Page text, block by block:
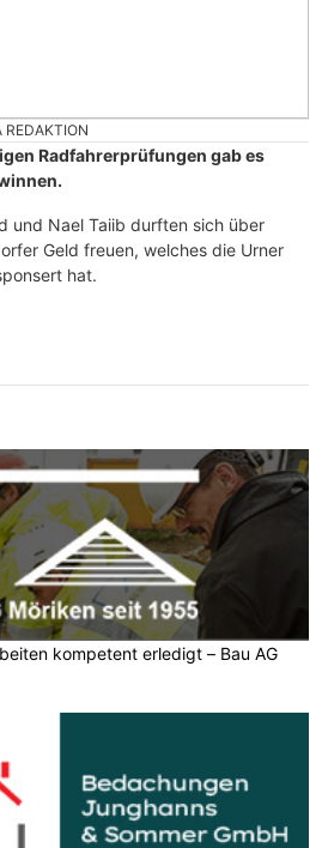
REDAKTION
Radfahrerprüfungen gab es
und Nael Taiib durften sich über
Geld freuen, welches die Urner
hat.
kompetent erledigt – Bau AG